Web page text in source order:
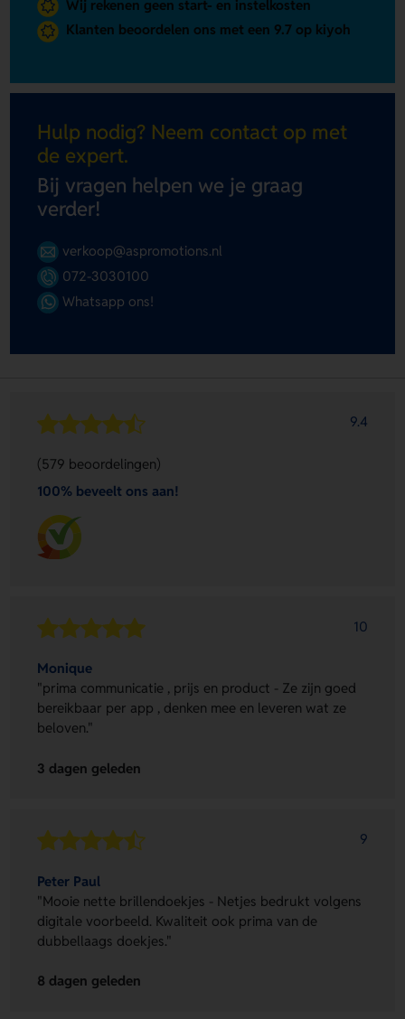
Wij rekenen geen start- en instelkosten
Klanten beoordelen ons met een 9.7 op kiyoh
Hulp nodig? Neem contact op met
de expert.
Bij vragen helpen we je graag
verder!
verkoop@aspromotions.nl
072-3030100
Whatsapp ons!
9.4
(579 beoordelingen)
100% beveelt ons aan!
10
Monique
"prima communicatie , prijs en product - Ze zijn goed
bereikbaar per app , denken mee en leveren wat ze
beloven."
3 dagen geleden
9
Peter Paul
"Mooie nette brillendoekjes - Netjes bedrukt volgens
digitale voorbeeld. Kwaliteit ook prima van de
dubbellaags doekjes."
8 dagen geleden